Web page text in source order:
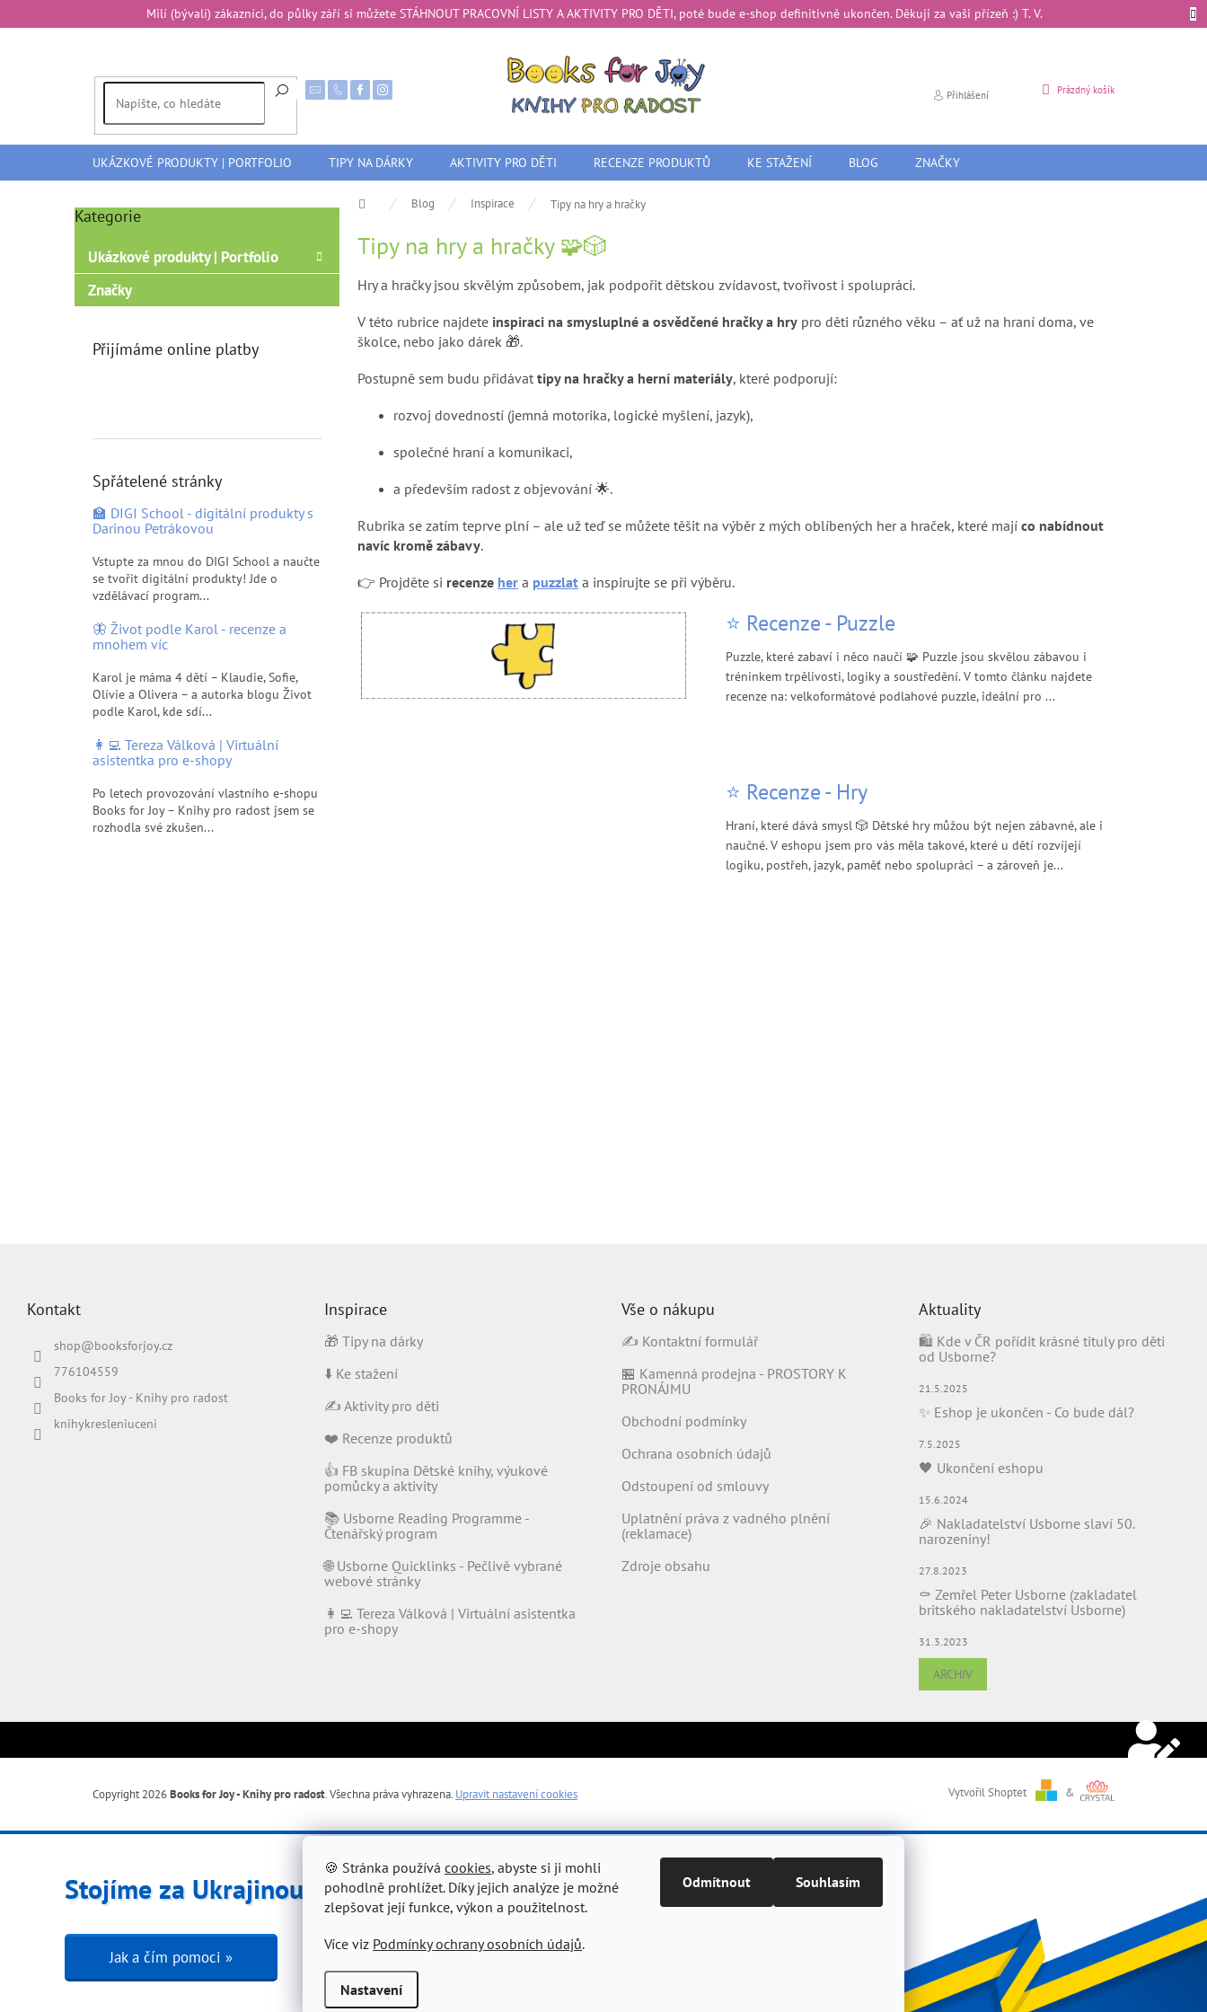
🍪 Stránka používá cookies, abyste si ji mohli
pohodlně prohlížet. Díky jejich analýze je možné
zlepšovat její funkce, výkon a použitelnost.
Více viz Podmínky ochrany osobních údajů.
Nastavení
Odmítnout Souhlasím
na
Milí (bývalí) zákazníci, do půlky září si můžete STÁHNOUT PRACOVNÍ LISTY A AKTIVITY PRO DĚTI, poté bude e-shop definitivně ukončen. Děkuji za vaši přízeň :) T. V.
Přihlášení
NÁKUPNÍ
Prázdný košík
UKÁZKOVÉ PRODUKTY | PORTFOLIO TIPY NA DÁRKY AKTIVITY PRO DĚTI RECENZE PRODUKTŮ KE STAŽENÍ BLOG ZNAČKY
Domů Blog Inspirace Tipy na hry a hračky
P
r
Přeskočit
Kategorie
Ukázkové produkty | Portfolio
Značky
Přijímáme online platby
Spřátelené stránky
🏫 DIGI School - digitální produkty s
Darinou Petrákovou
Vstupte za mnou do DIGI School a naučte
se tvořit digitální produkty! Jde o
vzdělávací program...
🦋 Život podle Karol - recenze a
mnohem víc
Karol je máma 4 dětí – Klaudie, Sofie,
Olívie a Olivera – a autorka blogu Život
podle Karol, kde sdí...
👩‍💻 Tereza Válková | Virtuální
asistentka pro e-shopy
Po letech provozování vlastního e-shopu
Books for Joy – Knihy pro radost jsem se
rozhodla své zkušen...
Tipy na hry a hračky 🧩🎲
Hry a hračky jsou skvělým způsobem, jak podpořit dětskou zvídavost, tvořivost i spolupráci.
V této rubrice najdete inspiraci na smysluplné a osvědčené hračky a hry pro děti různého věku – ať už na hraní doma, ve
školce, nebo jako dárek 🎁.
Postupně sem budu přidávat tipy na hračky a herní materiály, které podporují:
rozvoj dovedností (jemná motorika, logické myšlení, jazyk),
společné hraní a komunikaci,
a především radost z objevování 🌟.
Rubrika se zatím teprve plní – ale už teď se můžete těšit na výběr z mých oblíbených her a hraček, které mají co nabídnout
navíc kromě zábavy.
👉 Projděte si recenze her a puzzlat a inspirujte se při výběru.
V
ý
p
s
⭐ Recenze - Puzzle
Puzzle, které zabaví i něco naučí 🧩 Puzzle jsou skvělou zábavou i
tréninkem trpělivosti, logiky a soustředění. V tomto článku najdete
recenze na: velkoformátové podlahové puzzle, ideální pro ...
⭐ Recenze - Hry
Hraní, které dává smysl 🎲 Dětské hry můžou být nejen zábavné, ale i
naučné. V eshopu jsem pro vás měla takové, které u dětí rozvíjejí
logiku, postřeh, jazyk, paměť nebo spolupráci – a zároveň je...
r
k
ý
p
i
s
u
Kontakt
shop@booksforjoy.cz
776104559
Books for Joy - Knihy pro radost
knihykresleniuceni
Inspirace
🎁 Tipy na dárky
⬇️ Ke stažení
✍️ Aktivity pro děti
❤️ Recenze produktů
👍 FB skupina Dětské knihy, výukové
pomůcky a aktivity
📚 Usborne Reading Programme -
Čtenářský program
🌐 Usborne Quicklinks - Pečlivě vybrané
webové stránky
👩‍💻 Tereza Válková | Virtuální asistentka
pro e-shopy
Vše o nákupu
✍️ Kontaktní formulář
🏪 Kamenná prodejna - PROSTORY K
PRONÁJMU
Obchodní podmínky
Ochrana osobních údajů
Odstoupení od smlouvy
Uplatnění práva z vadného plnění
(reklamace)
Zdroje obsahu
Aktuality
🛍️ Kde v ČR pořídit krásné tituly pro děti
od Usborne?
21.5.2025
✨ Eshop je ukončen - Co bude dál?
7.5.2025
🖤 Ukončení eshopu
15.6.2024
🎉 Nakladatelství Usborne slaví 50.
narozeniny!
27.8.2023
⚰️ Zemřel Peter Usborne (zakladatel
britského nakladatelství Usborne)
31.3.2023
ARCHIV
Vytvořil Shoptet &
Copyright 2026Books for Joy - Knihy pro radost . Všechna práva vyhrazena. Upravit nastavení cookies
Stojíme za Ukrajinou ❤️
Jak a čím pomoci »